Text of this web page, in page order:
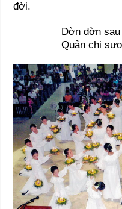
đời.
Dờn dờn
Quản chi